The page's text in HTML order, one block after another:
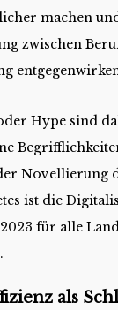
machen
zwischen
Hype sind
Novellierung
ist die
2023 für alle
als